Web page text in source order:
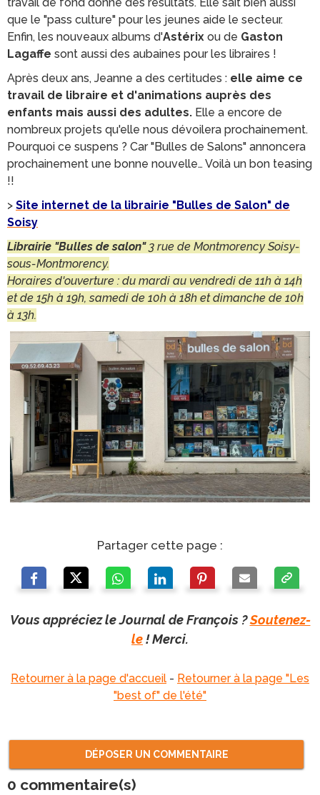
que le "pass culture" pour les jeunes aide le secteur.
Enfin, les nouveaux albums d'Astérix ou de Gaston
Lagaffe sont aussi des aubaines pour les libraires !
Après deux ans, Jeanne a des certitudes : elle aime ce
travail de libraire et d'animations auprès des
enfants mais aussi des adultes. Elle a encore de
nombreux projets qu'elle nous dévoilera prochainement.
Pourquoi ce suspens ? Car "Bulles de Salons" annoncera
prochainement une bonne nouvelle… Voilà un bon teasing
!!
> Site internet de la librairie "Bulles de Salon" de
Soisy
Librairie "Bulles de salon"3 rue de Montmorency Soisy-
sous-Montmorency.
Horaires d'ouverture : du mardi au vendredi de 11h à 14h
et de 15h à 19h, samedi de 10h à 18h et dimanche de 10h
à 13h.
Partager cette page :
Vous appréciez le Journal de François ?Soutenez-
le! Merci.
Retourner à la page d'accueil - Retourner à la page "Les
"best of" de l'été"
DÉPOSER UN COMMENTAIRE
0 commentaire(s)